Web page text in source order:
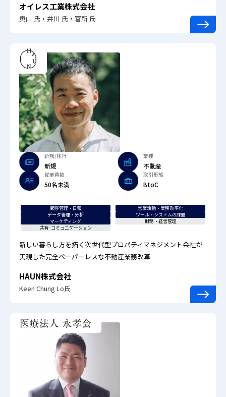
オイレス工業株式会社
奥山 氏・井川 氏・富所 氏
新規/移行
新規
業種
不動産
従業員数
50名未満
取引形態
BtoC
顧客管理・日報
営業活動・業務効率化
データ管理・分析
ツール・システムの課題
マーケティング
財務・経営管理
共有·コミュニケーション
新しい暮らし方を拓く次世代型プロパティマネジメント会社が
実現した完全ペーパーレスな不動産業務改革
HAUN株式会社
Keen Chung Lo氏